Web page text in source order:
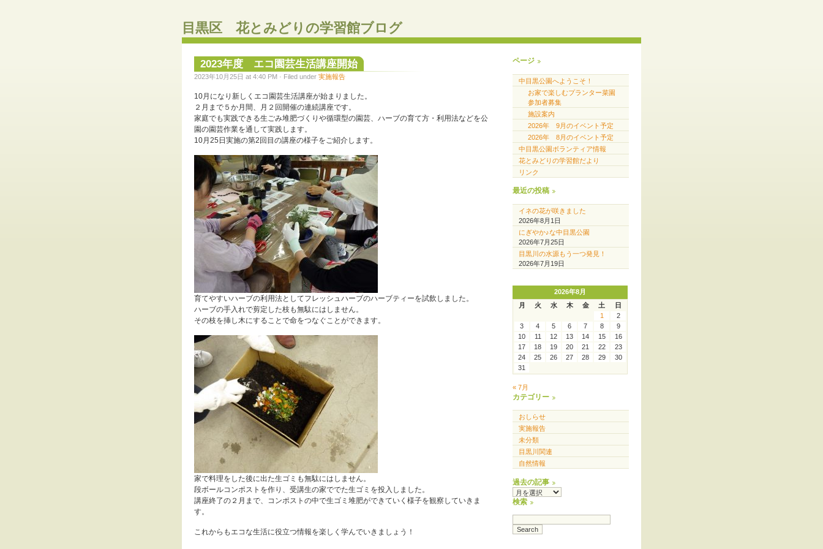
目黒区 花とみどりの学習館ブログ
2023年度 エコ園芸生活講座開始
2023年10月25日 at 4:40 PM · Filed under 実施報告
10月になり新しくエコ園芸生活講座が始まりました。
２月まで５か月間、月２回開催の連続講座です。
家庭でも実践できる生ごみ堆肥づくりや循環型の園芸、ハーブの育て方・利用法などを公
園の園芸作業を通して実践します。
10月25日実施の第2回目の講座の様子をご紹介します。
育てやすいハーブの利用法としてフレッシュハーブのハーブティーを試飲しました。
ハーブの手入れで剪定した枝も無駄にはしません。
その枝を挿し木にすることで命をつなぐことができます。
家で料理をした後に出た生ゴミも無駄にはしません。
段ボールコンポストを作り、受講生の家ででた生ゴミを投入しました。
講座終了の２月まで、コンポストの中で生ゴミ堆肥ができていく様子を観察していきま
す。
これからもエコな生活に役立つ情報を楽しく学んでいきましょう！
ページ
中目黒公園へようこそ！
お家で楽しむプランター菜園
参加者募集
施設案内
2026年 9月のイベント予定
2026年 8月のイベント予定
中目黒公園ボランティア情報
花とみどりの学習館だより
リンク
最近の投稿
イネの花が咲きました
2026年8月1日
にぎやか♪な中目黒公園
2026年7月25日
目黒川の水源もう一つ発見！
2026年7月19日
2026年8月
月
火 水 木 金 土
日
1
2
3
4 5 6 7 8
9
10
11 12 13 14 15
16
17
18 19 20 21 22
23
24
25 26 27 28 29
30
31
« 7月
カテゴリー
おしらせ
実施報告
未分類
目黒川関連
自然情報
過去の記事
過
去
事
検索